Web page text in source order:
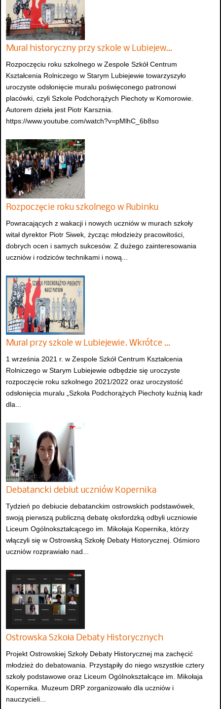
Mural historyczny przy szkole w Lubiejew…
Rozpoczęciu roku szkolnego w Zespole Szkół Centrum
Kształcenia Rolniczego w Starym Lubiejewie towarzyszyło
uroczyste odsłonięcie muralu poświęconego patronowi
placówki, czyli Szkole Podchorążych Piechoty w Komorowie.
Autorem dzieła jest Piotr Karsznia.
https://www.youtube.com/watch?v=pMlhC_6b8so
Rozpoczęcie roku szkolnego w Rubinku
Powracających z wakacji i nowych uczniów w murach szkoły
witał dyrektor Piotr Siwek, życząc młodzieży pracowitości,
dobrych ocen i samych sukcesów. Z dużego zainteresowania
uczniów i rodziców technikami i nową...
Mural przy szkole w Lubiejewie. Wkrótce …
1 września 2021 r. w Zespole Szkół Centrum Kształcenia
Rolniczego w Starym Lubiejewie odbędzie się uroczyste
rozpoczęcie roku szkolnego 2021/2022 oraz uroczystość
odsłonięcia muralu „Szkoła Podchorążych Piechoty kuźnią kadr
dla...
Debatancki debiut uczniów Kopernika
Tydzień po debiucie debatanckim ostrowskich podstawówek,
swoją pierwszą publiczną debatę oksfordzką odbyli uczniowie
Liceum Ogólnokształcącego im. Mikołaja Kopernika, którzy
włączyli się w Ostrowską Szkołę Debaty Historycznej. Ośmioro
uczniów rozprawiało nad...
Ostrowska Szkoła Debaty Historycznych
Projekt Ostrowskiej Szkoły Debaty Historycznej ma zachęcić
młodzież do debatowania. Przystąpiły do niego wszystkie cztery
szkoły podstawowe oraz Liceum Ogólnokształcące im. Mikołaja
Kopernika. Muzeum DRP zorganizowało dla uczniów i
nauczycieli...